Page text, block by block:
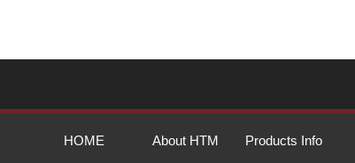
HOME About HTM Products Info